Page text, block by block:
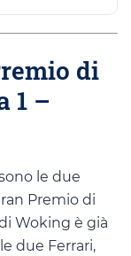
di
1 –
le due
Premio di
Woking è già
due Ferrari,